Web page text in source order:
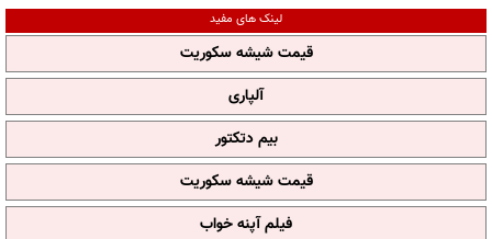
لینک های مفید
قیمت شیشه سکوریت
آلپاری
بیم دتکتور
قیمت شیشه سکوریت
فیلم آپنه خواب